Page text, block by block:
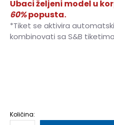
Ubaci željeni model u
60%popusta.
*Tiket se aktivira
kombinovati sa S&B
Količina: